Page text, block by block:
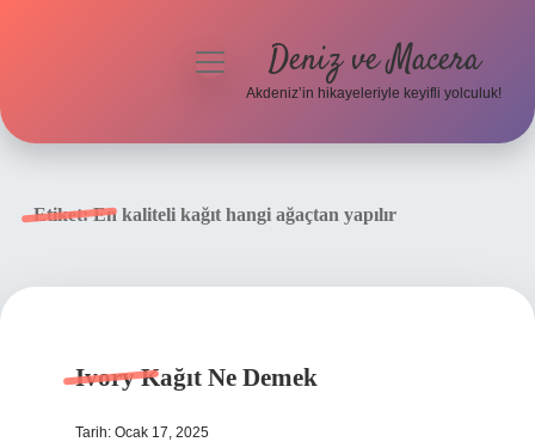
menüyü Deniz ve Macera
Akdeniz’in hikayeleriyle keyifli yolculuk!
Etiket:En kaliteli kağıt hangi ağaçtan yapılır
Ivory Kağıt Ne Demek
Tarih: Ocak 17, 2025